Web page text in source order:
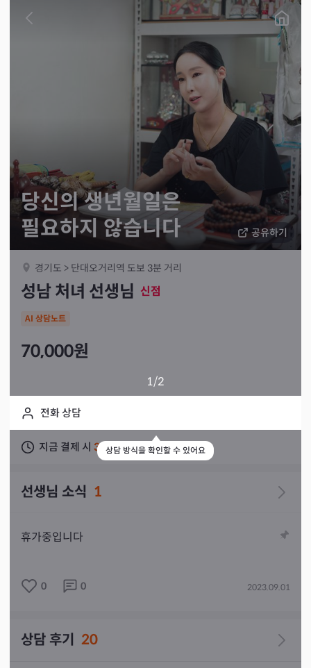
공유하기
당신의 생년월일은
필요하지 않습니다
경기도 > 단대오거리역 도보 3분 거리
성남 처녀 선생님 신점
AI 상담노트
70,000원
1/2
전화 상담
상담 방식을 확인할 수 있어요
지금 결제 시 3주 이내상담 가능
선생님 소식 1
휴가중입니다
0 0 2023.09.01
상담 후기 20